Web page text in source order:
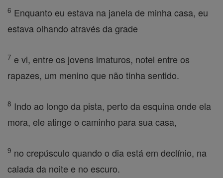
6 Enquanto eu estava na janela de minha casa, eu
estava olhando através da grade
7 e vi, entre os jovens imaturos, notei entre os
rapazes, um menino que não tinha sentido.
8 Indo ao longo da pista, perto da esquina onde ela
mora, ele atinge o caminho para sua casa,
9 no crepúsculo quando o dia está em declínio, na
calada da noite e no escuro.